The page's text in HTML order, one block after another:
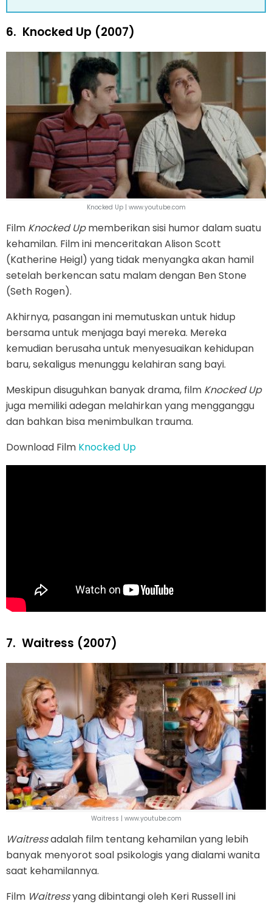
6. Knocked Up (2007)
Knocked Up | www.youtube.com
Film Knocked Upmemberikan sisi humor dalam suatu
kehamilan. Film ini menceritakan Alison Scott
(Katherine Heigl) yang tidak menyangka akan hamil
setelah berkencan satu malam dengan Ben Stone
(Seth Rogen).
Akhirnya, pasangan ini memutuskan untuk hidup
bersama untuk menjaga bayi mereka. Mereka
kemudian berusaha untuk menyesuaikan kehidupan
baru, sekaligus menunggu kelahiran sang bayi.
Meskipun disuguhkan banyak drama, film Knocked Up
juga memiliki adegan melahirkan yang mengganggu
dan bahkan bisa menimbulkan trauma.
Download Film Knocked Up
7. Waitress (2007)
Waitress | www.youtube.com
Waitressadalah film tentang kehamilan yang lebih
banyak menyorot soal psikologis yang dialami wanita
saat kehamilannya.
Film Waitressyang dibintangi oleh Keri Russell ini